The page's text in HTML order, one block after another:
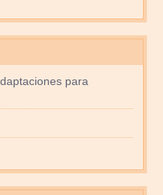
para